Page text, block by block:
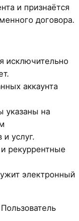
и признаётся
договора.
исключительно
аккаунта
указаны на
услуг.
рекуррентные
электронный
Пользователь